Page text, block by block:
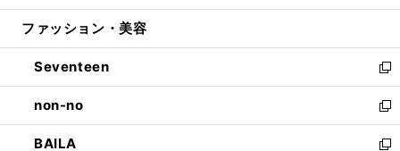
開
ウ
開
く
ン
ウ
で
開
く
ウ
ン
ド
ウ
で
開
く
ファッション・美容
Seventeen
新
し
い
ウ
ィ
non-no
新
し
い
BAILA
新